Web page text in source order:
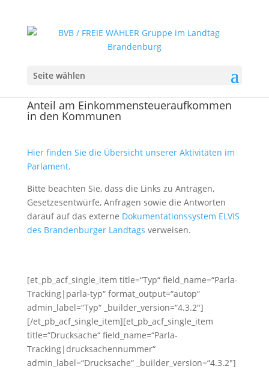
Seite wählen
Anteil am Einkommensteueraufkommen
in den Kommunen
Hier finden Sie die Übersicht unserer Aktivitäten im
Parlament.
Bitte beachten Sie, dass die Links zu Anträgen,
Gesetzesentwürfe, Anfragen sowie die Antworten
darauf auf das externe Dokumentationssystem ELVIS
des Brandenburger Landtags verweisen.
[et_pb_acf_single_item title=“Typ“ field_name=“Parla-
Tracking|parla-typ“ format_output=“autop“
admin_label=“Typ“ _builder_version=“4.3.2″]
[/et_pb_acf_single_item][et_pb_acf_single_item
title=“Drucksache“ field_name=“Parla-
Tracking|drucksachennummer“
admin_label=“Drucksache“ _builder_version=“4.3.2″]